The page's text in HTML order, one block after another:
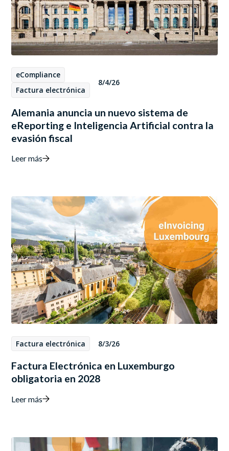
eCompliance
Factura electrónica
8/4/26
Alemania anuncia un nuevo sistema de
eReporting e Inteligencia Artificial contra la
evasión fiscal
Leer más
Factura electrónica 8/3/26
Factura Electrónica en Luxemburgo
obligatoria en 2028
Leer más